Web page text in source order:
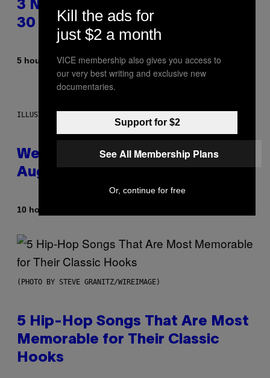
3 No-Skip Pop Albums Turning
30 This Year
5 hours agoByDan Milam
ILLUSTRATION BY REESA
Weekly Horoscope: August 9-
August 15
10 hours ago
(PHOTO BY STEVE GRANITZ/WIREIMAGE)
5 Hip-Hop Songs That Are Most
Memorable for Their Classic
Hooks
Kill the ads for
just $2 a month
VICE membership also gives you access to
our very best writing and exclusive new
documentaries.
Support for $2
See All Membership Plans
Or, continue for free